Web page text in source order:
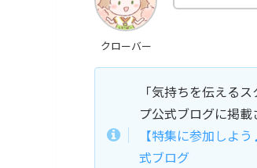
クローバー
「気持ちを伝える
プ公式ブログに掲載
【特集に参加しよ
式ブログ